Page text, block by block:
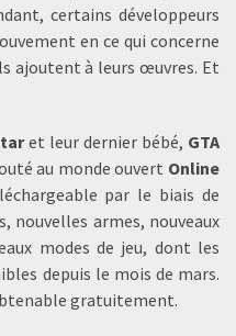
certains développeurs
en ce qui concerne
ajoutent à leurs œuvres. Et
et leur dernier bébé, GTA
au monde ouvert Online
par le biais de
nouvelles armes, nouveaux
modes de jeu, dont les
depuis le mois de mars.
gratuitement.